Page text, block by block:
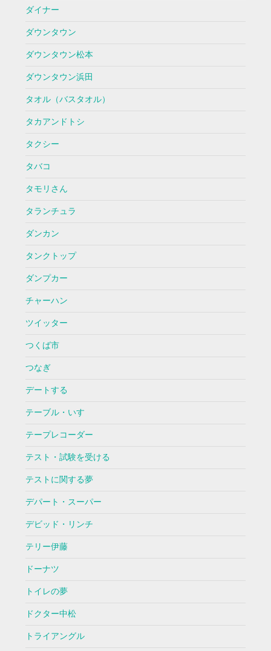
ダイナー
ダウンタウン
ダウンタウン松本
ダウンタウン浜田
タオル（バスタオル）
タカアンドトシ
タクシー
タバコ
タモリさん
タランチュラ
ダンカン
タンクトップ
ダンプカー
チャーハン
ツイッター
つくば市
つなぎ
デートする
テーブル・いす
テープレコーダー
テスト・試験を受ける
テストに関する夢
デパート・スーパー
デビッド・リンチ
テリー伊藤
ドーナツ
トイレの夢
ドクター中松
トライアングル